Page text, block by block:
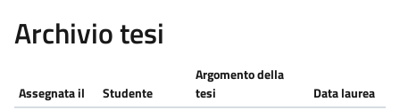
Archivio tesi
Assegnata il Studente
Argomento della
tesi
Data laurea